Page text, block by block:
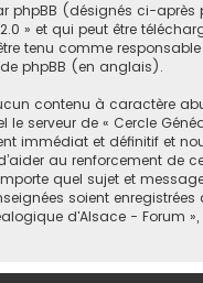
phpBB (désignés ci-
» et qui peut être
tenu comme
phpBB (en anglais).
contenu à caractère
serveur de « Cercle
immédiat et définitif et
au renforcement de
quel sujet et
soient
d'Alsace - Forum